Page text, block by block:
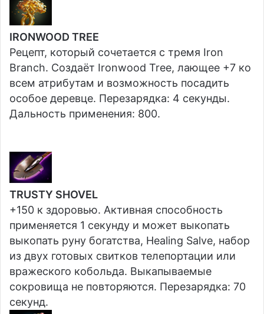
IRONWOOD TREE
Рецепт, который сочетается с тремя Iron
Branch. Создаёт Ironwood Tree, лающее +7 ко
всем атрибутам и возможность посадить
особое деревце. Перезарядка: 4 секунды.
Дальность применения: 800.
TRUSTY SHOVEL
+150 к здоровью. Активная способность
применяется 1 секунду и может выкопать
выкопать руну богатства, Healing Salve, набор
из двух готовых свитков телепортации или
вражеского кобольда. Выкапываемые
сокровища не повторяются. Перезарядка: 70
секунд.